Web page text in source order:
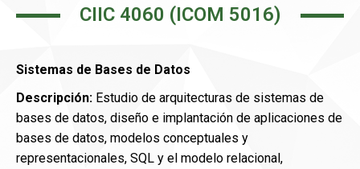
CIIC 4060 (ICOM 5016)
Sistemas de Bases de Datos
Descripción: Estudio de arquitecturas de sistemas de
bases de datos, diseño e implantación de aplicaciones de
bases de datos, modelos conceptuales y
representacionales, SQL y el modelo relacional,